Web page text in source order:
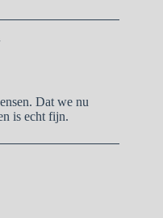
Dat we nu
is echt fijn.